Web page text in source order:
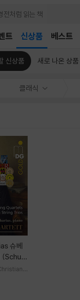
트 신상품 베스트
신상품 새로 나온 상품
클래식
(Schub
Trio
Z